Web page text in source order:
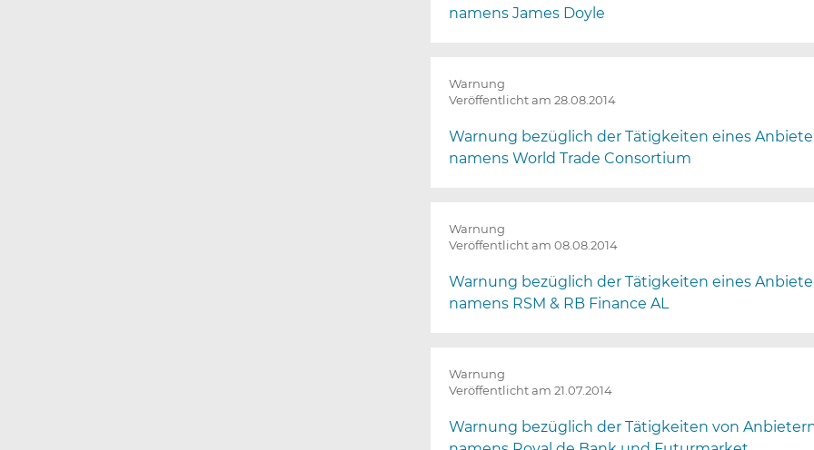
namens James Doyle
Warnung
Veröffentlicht am 28.08.2014
Warnung bezüglich der Tätigkeiten eines
namens World Trade Consortium
Warnung
Veröffentlicht am 08.08.2014
Warnung bezüglich der Tätigkeiten eines
namens RSM & RB Finance AL
Warnung
Veröffentlicht am 21.07.2014
Warnung bezüglich der Tätigkeiten von